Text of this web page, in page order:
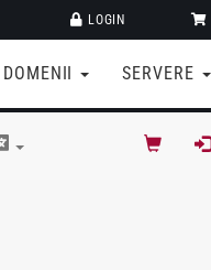
LOGIN
DOMENII SERVERE